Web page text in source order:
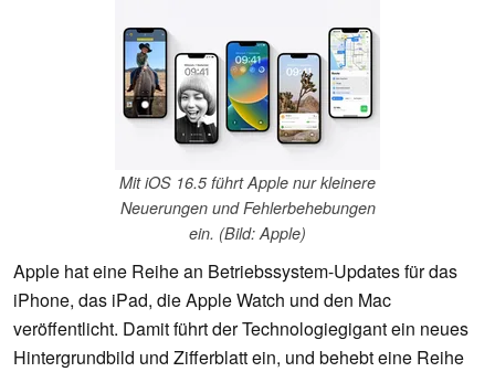
Mit iOS 16.5 führt Apple nur kleinere
Neuerungen und Fehlerbehebungen
ein. (Bild: Apple)
Apple hat eine Reihe an Betriebssystem-Updates für das
iPhone, das iPad, die Apple Watch und den Mac
veröffentlicht. Damit führt der Technologiegigant ein neues
Hintergrundbild und Zifferblatt ein, und behebt eine Reihe